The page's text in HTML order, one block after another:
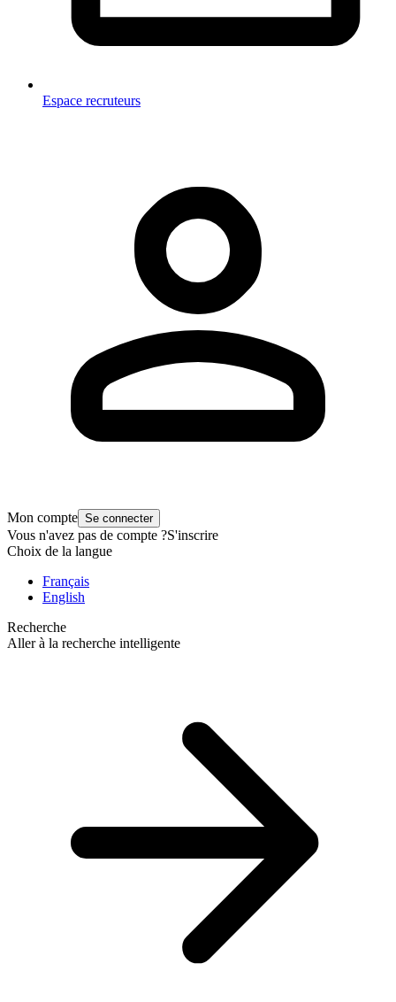
Espace recruteurs
Mon compte Se connecter
Vous n'avez pas de compte ?S'inscrire
Choix de la langue
Français
English
Recherche
Aller à la recherche intelligente